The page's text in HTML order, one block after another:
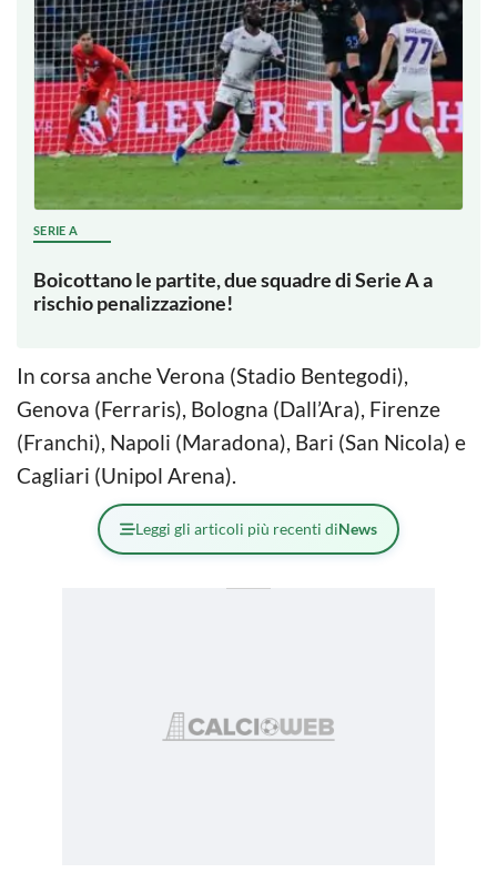
SERIE A
Boicottano le partite, due squadre di Serie A a
rischio penalizzazione!
In corsa anche Verona (Stadio Bentegodi),
Genova (Ferraris), Bologna (Dall’Ara), Firenze
(Franchi), Napoli (Maradona), Bari (San Nicola) e
Cagliari (Unipol Arena).
Leggi gli articoli più recenti diNews